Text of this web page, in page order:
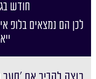
חודש
לכן הם נמצאים בלופ